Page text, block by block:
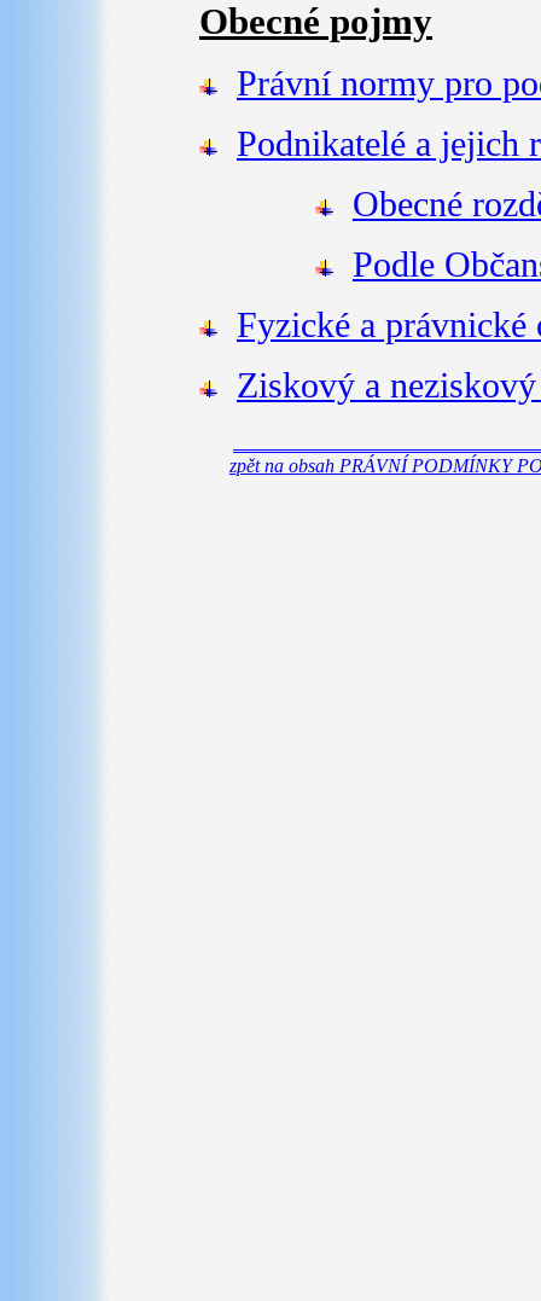
Obecné pojmy
Právní normy pro
Podnikatelé a jejich
Obecné
Podle
Fyzické a právnické
Ziskový a
zpět na obsah PRÁVNÍ PODMÍNKY